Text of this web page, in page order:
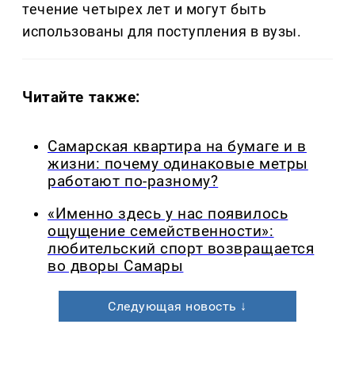
течение четырех лет и могут быть
использованы для поступления в вузы.
Читайте также:
Самарская квартира на бумаге и в
жизни: почему одинаковые метры
работают по-разному?
«Именно здесь у нас появилось
ощущение семейственности»:
любительский спорт возвращается
во дворы Самары
Следующая новость ↓